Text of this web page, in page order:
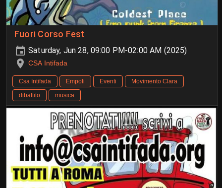
Fuori Corso Fest
Saturday, Jun 28, 09:00 PM-02:00 AM (2025)
CSA Intifada
Csa Intifada Empoli Eventi
Movimento Clara
dibattito
musica